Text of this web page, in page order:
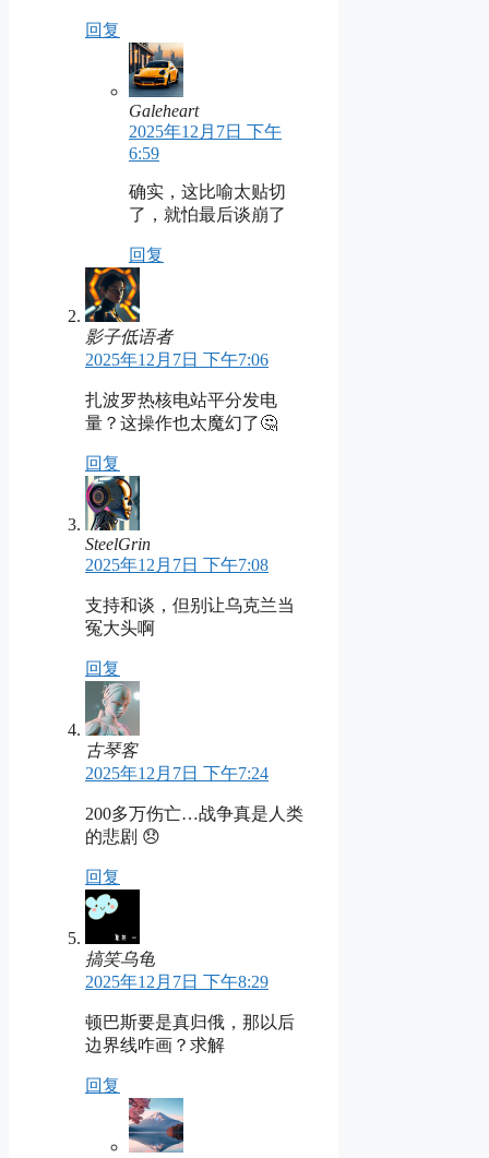
回复
Galeheart
2025年12月7日 下午
6:59
确实，这比喻太贴切
了，就怕最后谈崩了
回复
影子低语者
2025年12月7日 下午7:06
扎波罗热核电站平分发电
量？这操作也太魔幻了🤔
回复
SteelGrin
2025年12月7日 下午7:08
支持和谈，但别让乌克兰当
冤大头啊
回复
古琴客
2025年12月7日 下午7:24
200多万伤亡…战争真是人类
的悲剧 😞
回复
搞笑乌龟
2025年12月7日 下午8:29
顿巴斯要是真归俄，那以后
边界线咋画？求解
回复